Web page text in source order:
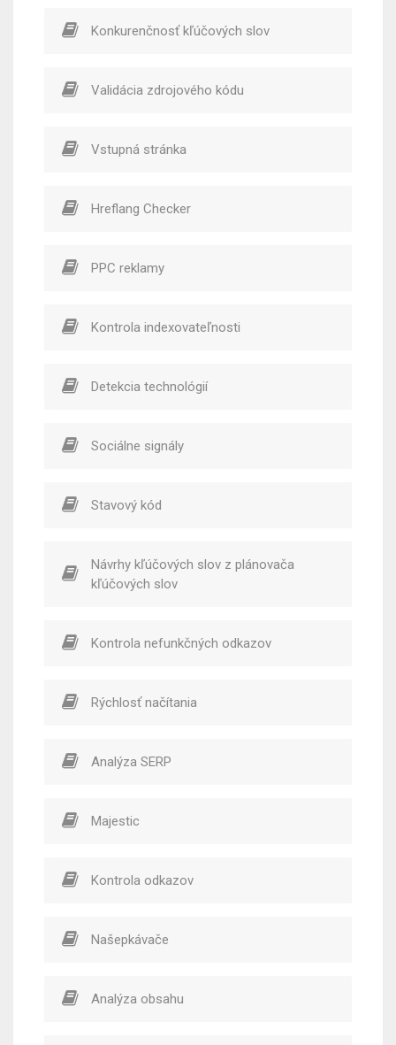
Konkurenčnosť kľúčových slov
Validácia zdrojového kódu
Vstupná stránka
Hreflang Checker
PPC reklamy
Kontrola indexovateľnosti
Detekcia technológií
Sociálne signály
Stavový kód
Návrhy kľúčových slov z plánovača
kľúčových slov
Kontrola nefunkčných odkazov
Rýchlosť načítania
Analýza SERP
Majestic
Kontrola odkazov
Našepkávače
Analýza obsahu